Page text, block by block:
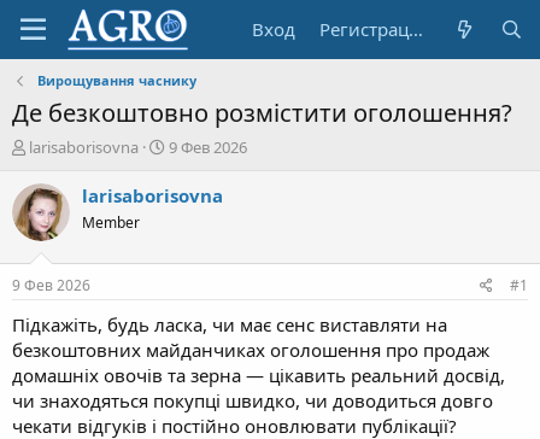
Вход Регистрация
Вирощування часнику
Де безкоштовно розмістити оголошення?
А
т
о
р
е
м
ы
larisaborisovna
Д
т
л
а
9 Фев 2026
larisaborisovna
Member
9 Фев 2026 #1
Підкажіть, будь ласка, чи має сенс виставляти на
безкоштовних майданчиках оголошення про продаж
домашніх овочів та зерна — цікавить реальний досвід,
чи знаходяться покупці швидко, чи доводиться довго
чекати відгуків і постійно оновлювати публікації?